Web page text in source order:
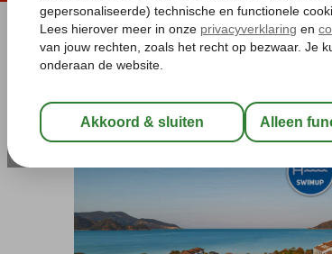
Pakketgarantie Laagsteprijsgarantie*
Home
Turkije Egeische kust
Jiva Beach Resort
All Inclusive -Hotel